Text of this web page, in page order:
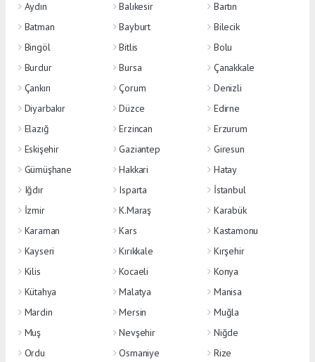
Aydın
Balıkesir
Bartın
Batman
Bayburt
Bilecik
Bingöl
Bitlis
Bolu
Burdur
Bursa
Çanakkale
Çankırı
Çorum
Denizli
Diyarbakır
Düzce
Edirne
Elazığ
Erzincan
Erzurum
Eskişehir
Gaziantep
Giresun
Gümüşhane
Hakkari
Hatay
Iğdır
Isparta
İstanbul
İzmir
K.Maraş
Karabük
Karaman
Kars
Kastamonu
Kayseri
Kırıkkale
Kırşehir
Kilis
Kocaeli
Konya
Kütahya
Malatya
Manisa
Mardin
Mersin
Muğla
Muş
Nevşehir
Niğde
Ordu
Osmaniye Rize